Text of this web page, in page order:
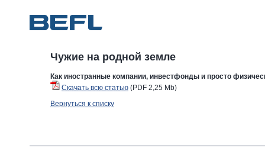
Чужие на родной земле
Как иностранные компании, инвестфонды и просто
Скачать всю статью (PDF 2,25 Mb)
Вернуться к списку